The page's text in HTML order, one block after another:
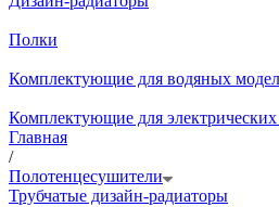
Полки
Комплектующие для водяных
Комплектующие для
Главная
/
Полотенцесушители
Трубчатые дизайн-радиаторы